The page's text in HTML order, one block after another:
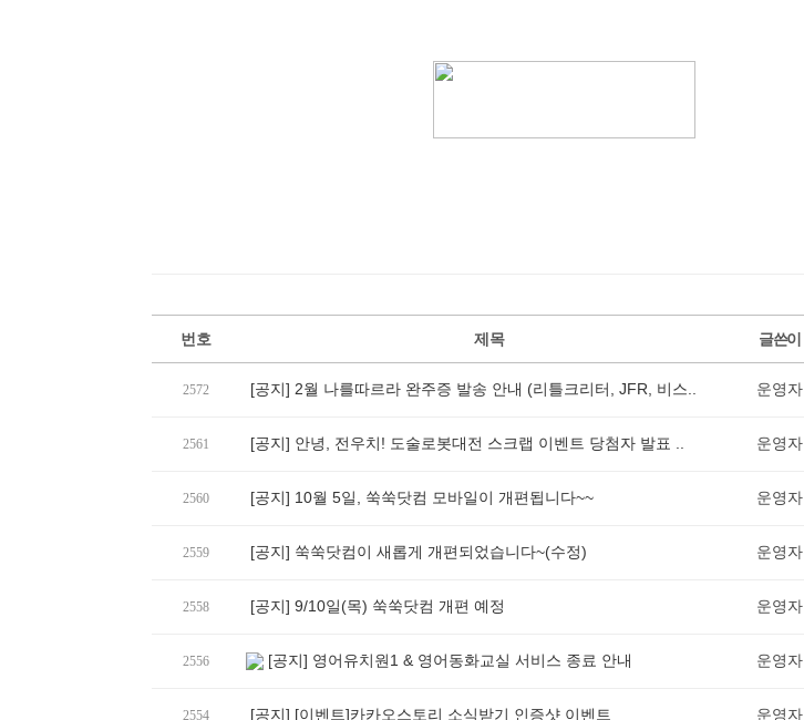
번호 제목 글쓴이
2572 [공지] 2월 나를따르라 완주증 발송 안내 (리틀크리터, JFR, 비스.. 운영자
2561 [공지] 안녕, 전우치! 도술로봇대전 스크랩 이벤트 당첨자 발표 .. 운영자
2560 [공지] 10월 5일, 쑥쑥닷컴 모바일이 개편됩니다~~ 운영자
2559 [공지] 쑥쑥닷컴이 새롭게 개편되었습니다~(수정) 운영자
2558 [공지] 9/10일(목) 쑥쑥닷컴 개편 예정 운영자
2556 [공지] 영어유치원1 & 영어동화교실 서비스 종료 안내 운영자
2554 [공지] [이벤트]카카오스토리 소식받기 인증샷 이벤트 운영자